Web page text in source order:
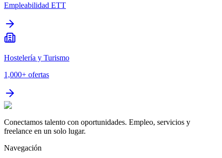
Empleabilidad ETT
Hostelería y Turismo
1,000+ ofertas
Conectamos talento con oportunidades. Empleo, servicios y
freelance en un solo lugar.
Navegación